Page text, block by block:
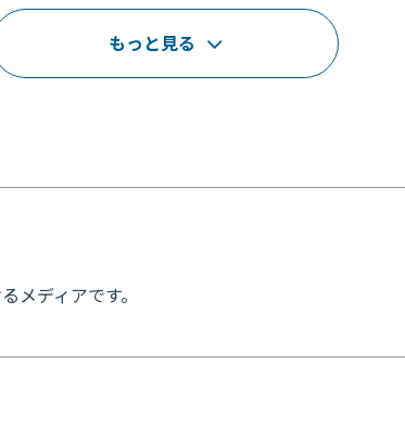
もっと見る
メディアです。